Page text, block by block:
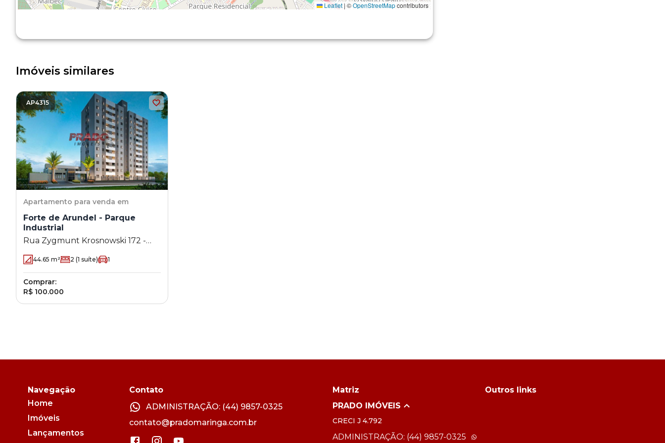
Leaflet | ©OpenStreetMapcontributors
Imóveis similares
AP4315
Apartamento para venda em
Forte de Arundel - Parque
Industrial
Rua Zygmunt Krosnowski 172 -
Parque Industrial - Maringá - PR
44.65 m² 2 (1 suíte) 1
Comprar:
R$ 100.000
Navegação
Home
Imóveis
Lançamentos
Contato
ADMINISTRAÇÃO: (44) 9857-0325
contato@pradomaringa.com.br
Matriz
PRADO IMÓVEIS
CRECI J 4.792
ADMINISTRAÇÃO: (44) 9857-0325
Outros links